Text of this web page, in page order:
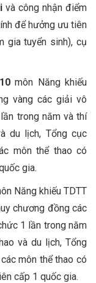
và công nhận điểm
để hưởng ưu tiên
gia tuyển sinh), cụ
10môn Năng khiếu
vàng các giải vô
trong năm và thí
du lịch, Tổng cục
môn thể thao có
gia.
Năng khiếu TDTT
chương đồng các
1 lần trong năm
và du lịch, Tổng
môn thể thao có
cấp 1 quốc gia.